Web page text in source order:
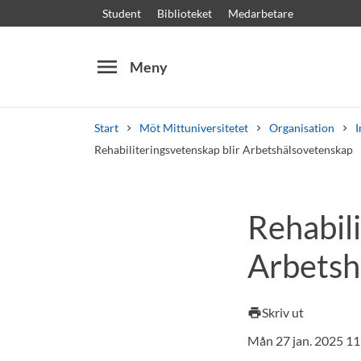
Student Biblioteket Medarbetare
menu Meny
Start Möt Mittuniversitetet Organisation
Rehabiliteringsvetenskap blir Arbetshälsovetenskap
Kursplaner
printSkriv ut
Mån 27 jan. 2025